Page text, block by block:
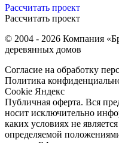
Рассчитать проект
Рассчитать проект
© 2004 - 2026 Компания
деревянных домов
Согласие на обработку
Политика
Cookie Яндекс
Публичная оферта. Вся
носит исключительно
каких условиях не
определяемой